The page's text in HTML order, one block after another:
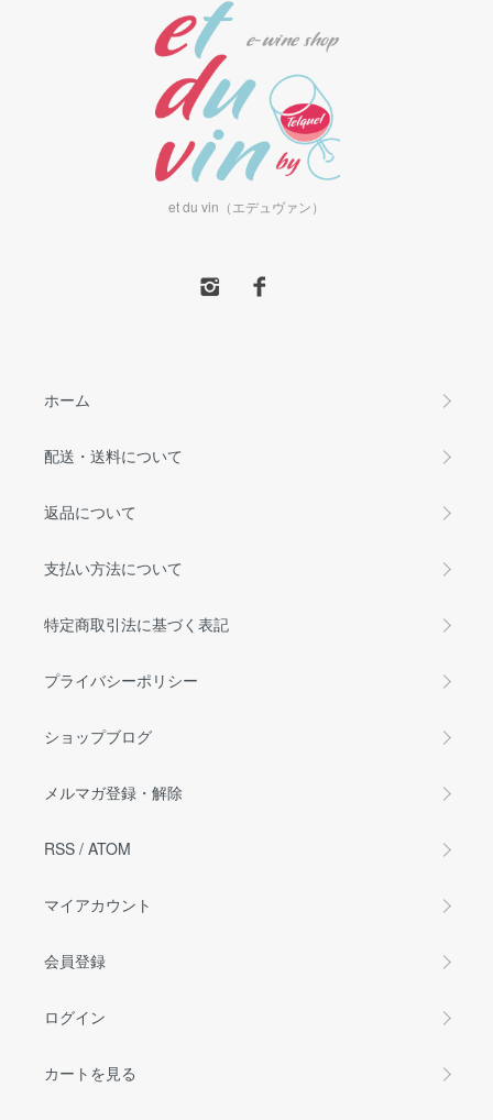
et du vin（エデュヴァン）
ホーム
配送・送料について
返品について
支払い方法について
特定商取引法に基づく表記
プライバシーポリシー
ショップブログ
メルマガ登録・解除
RSS / ATOM
マイアカウント
会員登録
ログイン
カートを見る